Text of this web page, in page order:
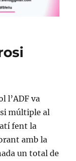
l’ADF va
múltiple al
fent la
amb la
un total de